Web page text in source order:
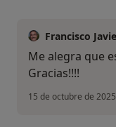
Francisco
Me alegra que
Gracias!!!!
15 de octubre de 2025